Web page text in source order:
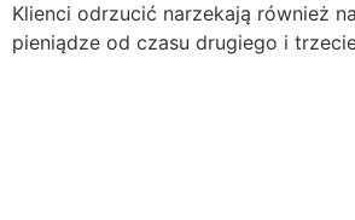
Klienci odrzucić narzekają również
pieniądze od czasu drugiego i